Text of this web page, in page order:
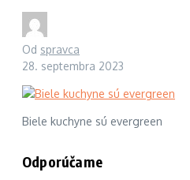
Od spravca
28. septembra 2023
Biele kuchyne sú evergreen
Odporúčame